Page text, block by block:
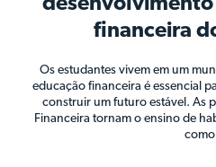
desenvolvimento
financeira
Os estudantes vivem em um
educação financeira é essencial
construir um futuro estável. As
Financeira tornam o ensino de